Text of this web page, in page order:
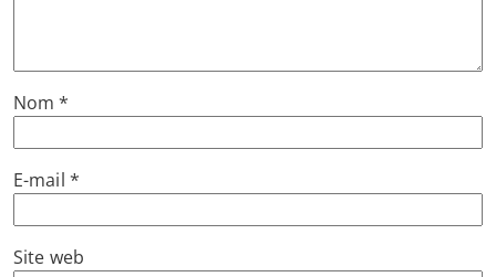
Nom*
E-mail *
Site web